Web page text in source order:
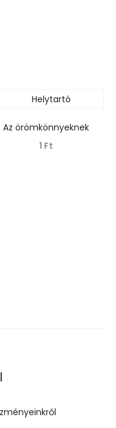
Az örömkönnyeknek
1 Ft